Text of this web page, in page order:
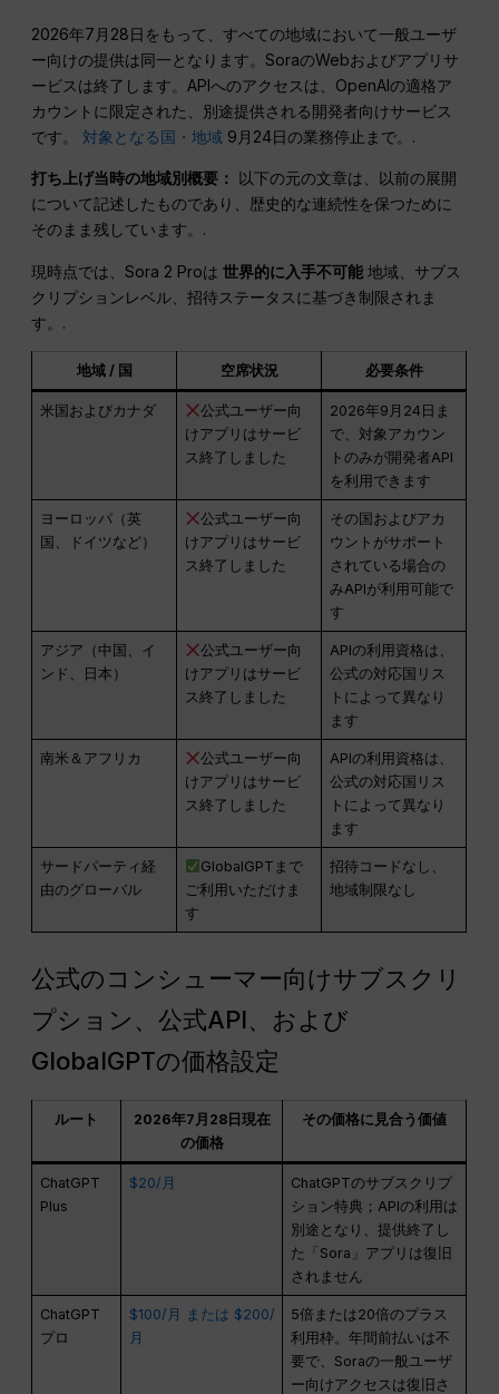
2026年7月28日をもって、すべての地域において一般ユーザ
ー向けの提供は同一となります。SoraのWebおよびアプリサ
ービスは終了します。APIへのアクセスは、OpenAIの適格ア
カウントに限定された、別途提供される開発者向けサービス
です。 対象となる国・地域 9月24日の業務停止まで。.
打ち上げ当時の地域別概要： 以下の元の文章は、以前の展開
について記述したものであり、歴史的な連続性を保つために
そのまま残しています。.
現時点では、Sora 2 Proは世界的に入手不可能 地域、サブス
クリプションレベル、招待ステータスに基づき制限されま
す。.
地域 / 国 空席状況 必要条件
米国およびカナダ
公式ユーザー向
けアプリはサービ
ス終了しました
2026年9月24日ま
で、対象アカウン
トのみが開発者API
を利用できます
ヨーロッパ（英
国、ドイツなど）
公式ユーザー向
けアプリはサービ
ス終了しました
その国およびアカ
ウントがサポート
されている場合の
みAPIが利用可能で
す
アジア（中国、イ
ンド、日本）
公式ユーザー向
けアプリはサービ
ス終了しました
APIの利用資格は、
公式の対応国リス
トによって異なり
ます
南米＆アフリカ
公式ユーザー向
けアプリはサービ
ス終了しました
APIの利用資格は、
公式の対応国リス
トによって異なり
ます
サードパーティ経
由のグローバル
GlobalGPTまで
ご利用いただけま
す
招待コードなし、
地域制限なし
公式のコンシューマー向けサブスクリ
プション、公式API、および
GlobalGPTの価格設定
ルート
2026年7月28日現在
の価格
その価格に見合う価値
ChatGPT
Plus
$20/月
ChatGPTのサブスクリプ
ション特典；APIの利用は
別途となり、提供終了し
た「Sora」アプリは復旧
されません
ChatGPT
プロ
$100/月 または $200/
月
5倍または20倍のプラス
利用枠。年間前払いは不
要で、Soraの一般ユーザ
ー向けアクセスは復旧さ